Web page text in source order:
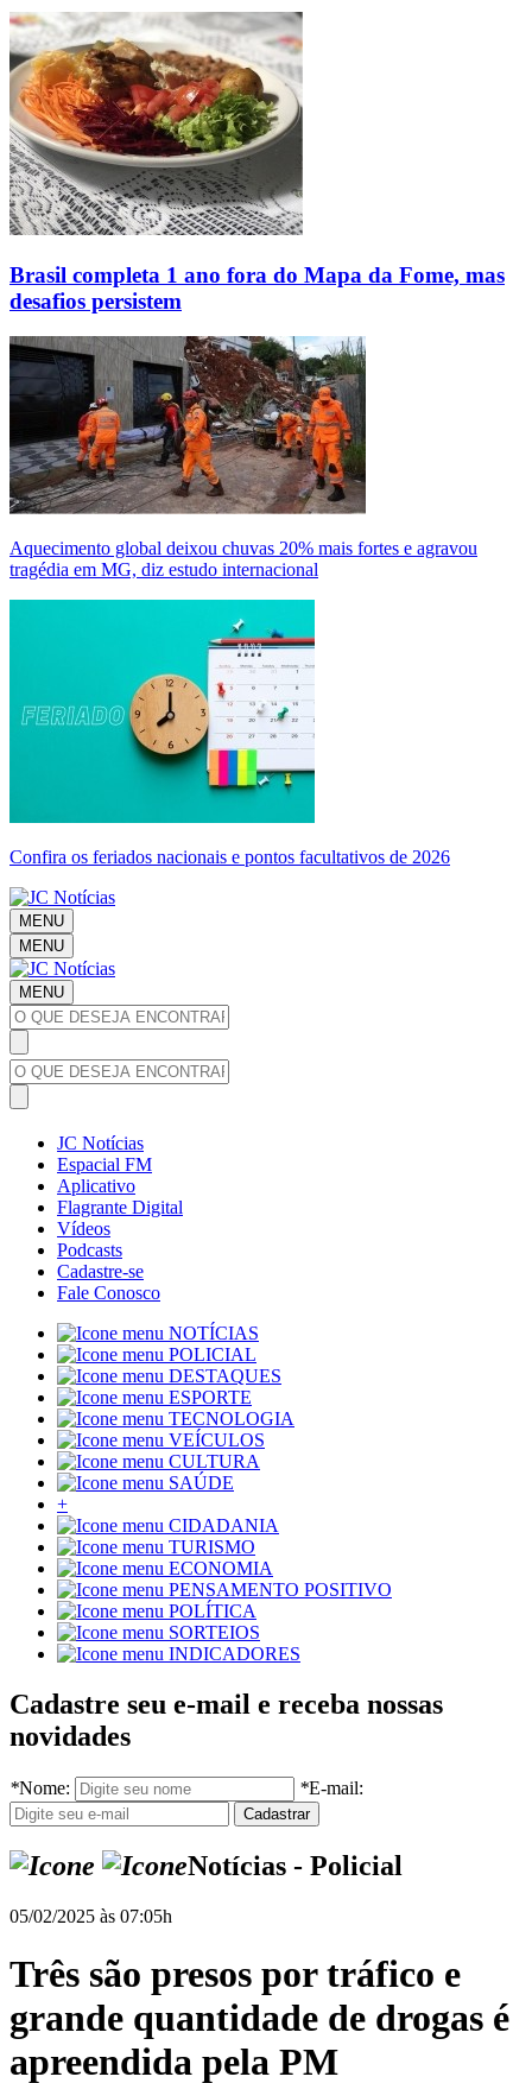
Brasil completa 1 ano fora do Mapa da Fome, mas
desafios persistem
Aquecimento global deixou chuvas 20% mais fortes e agravou
tragédia em MG, diz estudo internacional
Confira os feriados nacionais e pontos facultativos de 2026
MENU
MENU
MENU
JC Notícias
Espacial FM
Aplicativo
Flagrante Digital
Vídeos
Podcasts
Cadastre-se
Fale Conosco
NOTÍCIAS
POLICIAL
DESTAQUES
ESPORTE
TECNOLOGIA
VEÍCULOS
CULTURA
SAÚDE
+
CIDADANIA
TURISMO
ECONOMIA
PENSAMENTO POSITIVO
POLÍTICA
SORTEIOS
INDICADORES
Cadastre seu e-mail e receba nossas
novidades
*Nome: *E-mail:
Notícias - Policial
05/02/2025 às 07:05h
Três são presos por tráfico e
grande quantidade de drogas é
apreendida pela PM